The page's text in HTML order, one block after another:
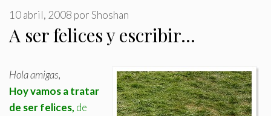
A ser felices y escribir…
10 abril, 2008 porShoshan
Hola amigas,
Hoy vamos a tratar
de ser felices, de